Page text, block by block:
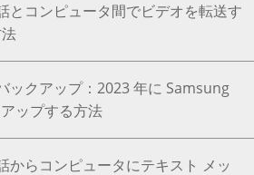
とコンピュータ間でビデオを転送す
ックアップ：2023 年に Samsung
ップする方法
からコンピュータにテキスト メッ